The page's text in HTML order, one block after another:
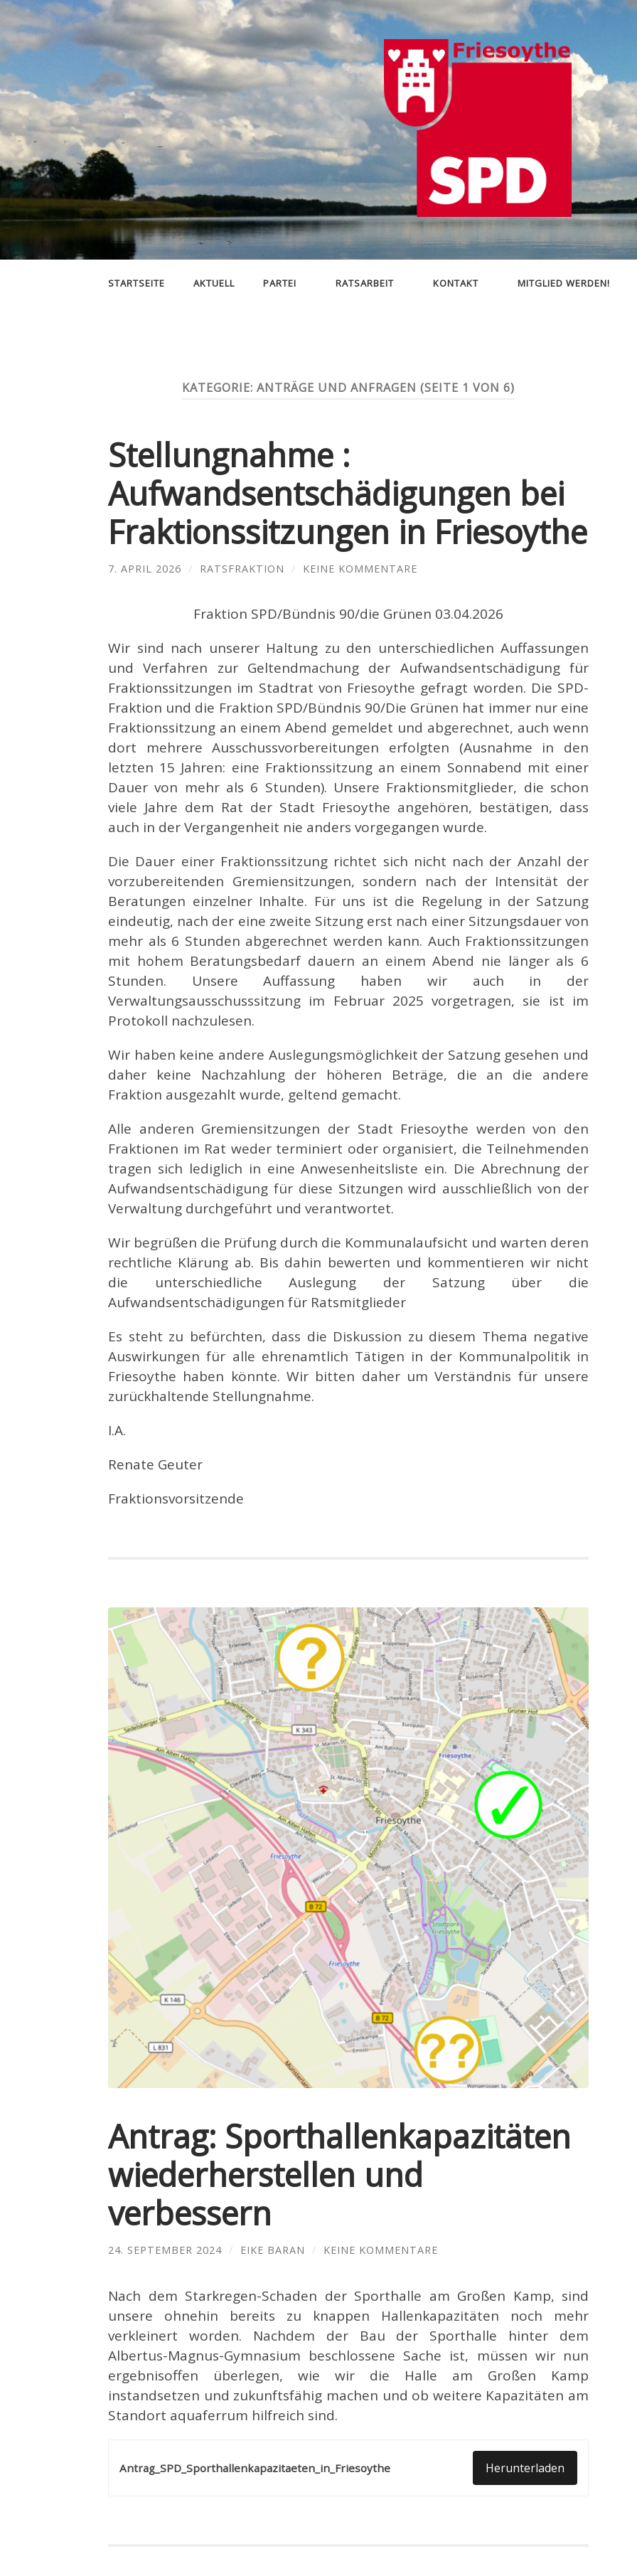
SPD
Friesoythe
STARTSEITE AKTUELL PARTEI RATSARBEIT KONTAKT MITGLIED WERDEN!
KATEGORIE: ANTRÄGE UND ANFRAGEN (SEITE 1 VON 6)
Stellungnahme :
Aufwandsentschädigungen bei
Fraktionssitzungen in Friesoythe
7. APRIL 2026 / RATSFRAKTION / KEINE KOMMENTARE
Fraktion SPD/Bündnis 90/die Grünen 03.04.2026
Wir sind nach unserer Haltung zu den unterschiedlichen Auffassungen
und Verfahren zur Geltendmachung der Aufwandsentschädigung für
Fraktionssitzungen im Stadtrat von Friesoythe gefragt worden. Die SPD-
Fraktion und die Fraktion SPD/Bündnis 90/Die Grünen hat immer nur eine
Fraktionssitzung an einem Abend gemeldet und abgerechnet, auch wenn
dort mehrere Ausschussvorbereitungen erfolgten (Ausnahme in den
letzten 15 Jahren: eine Fraktionssitzung an einem Sonnabend mit einer
Dauer von mehr als 6 Stunden). Unsere Fraktionsmitglieder, die schon
viele Jahre dem Rat der Stadt Friesoythe angehören, bestätigen, dass
auch in der Vergangenheit nie anders vorgegangen wurde.
Die Dauer einer Fraktionssitzung richtet sich nicht nach der Anzahl der
vorzubereitenden Gremiensitzungen, sondern nach der Intensität der
Beratungen einzelner Inhalte. Für uns ist die Regelung in der Satzung
eindeutig, nach der eine zweite Sitzung erst nach einer Sitzungsdauer von
mehr als 6 Stunden abgerechnet werden kann. Auch Fraktionssitzungen
mit hohem Beratungsbedarf dauern an einem Abend nie länger als 6
Stunden. Unsere Auffassung haben wir auch in der
Verwaltungsausschusssitzung im Februar 2025 vorgetragen, sie ist im
Protokoll nachzulesen.
Wir haben keine andere Auslegungsmöglichkeit der Satzung gesehen und
daher keine Nachzahlung der höheren Beträge, die an die andere
Fraktion ausgezahlt wurde, geltend gemacht.
Alle anderen Gremiensitzungen der Stadt Friesoythe werden von den
Fraktionen im Rat weder terminiert oder organisiert, die Teilnehmenden
tragen sich lediglich in eine Anwesenheitsliste ein. Die Abrechnung der
Aufwandsentschädigung für diese Sitzungen wird ausschließlich von der
Verwaltung durchgeführt und verantwortet.
Wir begrüßen die Prüfung durch die Kommunalaufsicht und warten deren
rechtliche Klärung ab. Bis dahin bewerten und kommentieren wir nicht
die unterschiedliche Auslegung der Satzung über die
Aufwandsentschädigungen für Ratsmitglieder
Es steht zu befürchten, dass die Diskussion zu diesem Thema negative
Auswirkungen für alle ehrenamtlich Tätigen in der Kommunalpolitik in
Friesoythe haben könnte. Wir bitten daher um Verständnis für unsere
zurückhaltende Stellungnahme.
I.A.
Renate Geuter
Fraktionsvorsitzende
Antrag: Sporthallenkapazitäten
wiederherstellen und
verbessern
24. SEPTEMBER 2024 / EIKE BARAN / KEINE KOMMENTARE
Nach dem Starkregen-Schaden der Sporthalle am Großen Kamp, sind
unsere ohnehin bereits zu knappen Hallenkapazitäten noch mehr
verkleinert worden. Nachdem der Bau der Sporthalle hinter dem
Albertus-Magnus-Gymnasium beschlossene Sache ist, müssen wir nun
ergebnisoffen überlegen, wie wir die Halle am Großen Kamp
instandsetzen und zukunftsfähig machen und ob weitere Kapazitäten am
Standort aquaferrum hilfreich sind.
Antrag_SPD_Sporthallenkapazitaeten_in_Friesoythe Herunterladen